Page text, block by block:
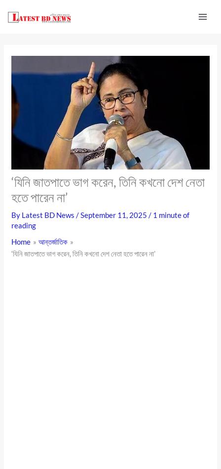
‘যিনি জাতপাতে ভাগ করেন, তিনি কখনো দেশ নেতা
হতে পারেন না’
By Latest BD News/September 11, 2025/ 1 minute of
reading
Home
আন্তর্জাতিক
‘যিনি জাতপাতে ভাগ করেন, তিনি কখনো দেশ নেতা হতে পারেন না’